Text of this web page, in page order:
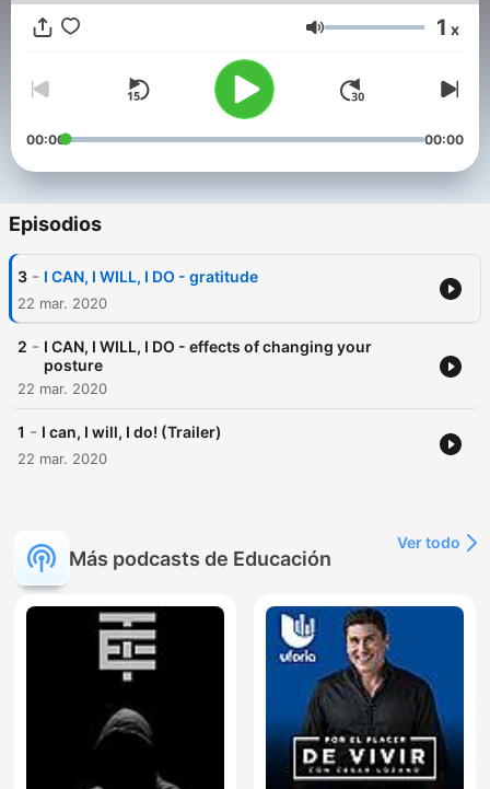
Volumen 1 x
00:00 00:00
Episodios
3 - I CAN, I WILL, I DO - gratitude
22 mar. 2020
2 - I CAN, I WILL, I DO - effects of changing your
posture
22 mar. 2020
1 - I can, I will, I do! (Trailer)
22 mar. 2020
Más podcasts de Educación
Ver todo